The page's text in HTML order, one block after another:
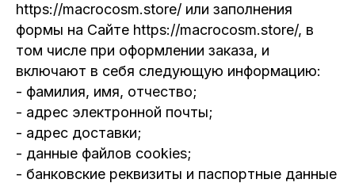
https://macrocosm.store/ или заполнения
формы на Сайте https://macrocosm.store/, в
том числе при оформлении заказа, и
включают в себя следующую информацию:
- фамилия, имя, отчество;
- адрес электронной почты;
- адрес доставки;
- данные файлов cookies;
- банковские реквизиты и паспортные данные